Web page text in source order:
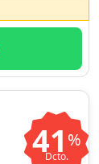
41 %
Dcto.